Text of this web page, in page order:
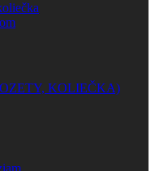
KOLIEČKA)